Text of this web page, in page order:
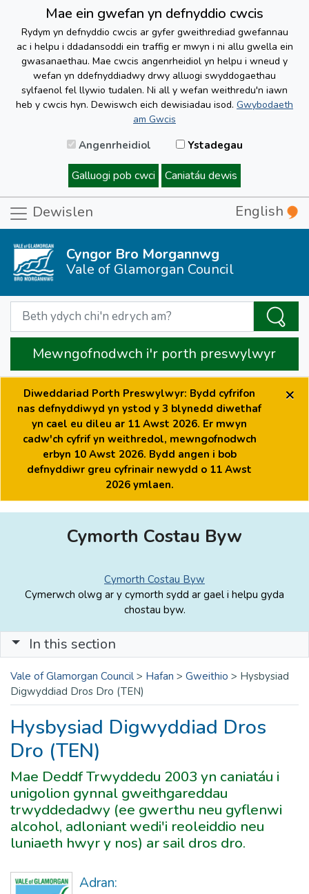
Mae ein gwefan yn defnyddio cwcis
Rydym yn defnyddio cwcis ar gyfer gweithrediad gwefannau
ac i helpu i ddadansoddi ein traffig er mwyn i ni allu gwella ein
gwasanaethau. Mae cwcis angenrheidiol yn helpu i wneud y
wefan yn ddefnyddiadwy drwy alluogi swyddogaethau
sylfaenol fel llywio tudalen. Ni all y wefan weithredu'n iawn
heb y cwcis hyn. Dewiswch eich dewisiadau isod. Gwybodaeth
am Gwcis
Angenrheidiol Ystadegau
Galluogi pob cwci Caniatáu dewis
Dewislen English
Cyngor Bro Morgannwg
Vale of Glamorgan Council
Mewngofnodwch i'r porth preswylwyr
Diweddariad Porth Preswylwyr: Bydd cyfrifon
nas defnyddiwyd yn ystod y 3 blynedd diwethaf
yn cael eu dileu ar 11 Awst 2026. Er mwyn
cadw'ch cyfrif yn weithredol, mewngofnodwch
erbyn 10 Awst 2026. Bydd angen i bob
defnyddiwr greu cyfrinair newydd o 11 Awst
2026 ymlaen.
×
Cymorth Costau Byw
Cymorth Costau Byw
Cymerwch olwg ar y cymorth sydd ar gael i helpu gyda
chostau byw.
In this section
Vale of Glamorgan Council > Hafan > Gweithio > Hysbysiad
Digwyddiad Dros Dro (TEN)
Hysbysiad Digwyddiad Dros
Dro (TEN)
Mae Deddf Trwyddedu 2003 yn caniatáu i
unigolion gynnal gweithgareddau
trwyddedadwy (ee gwerthu neu gyflenwi
alcohol, adloniant wedi'i reoleiddio neu
luniaeth hwyr y nos) ar sail dros dro.
Adran: